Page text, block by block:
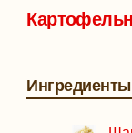
Ингредиенты